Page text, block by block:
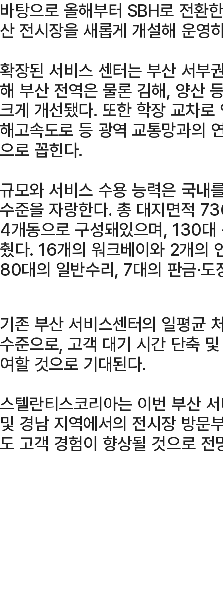
바탕으로 올해부터 SBH로 전환
산 전시장을 새롭게 개설해 운영
확장된 서비스 센터는 부산 서부
해 부산 전역은 물론 김해, 양산
크게 개선됐다. 또한 학장 교차
해고속도로 등 광역 교통망과의
으로 꼽힌다.
규모와 서비스 수용 능력은 국내
수준을 자랑한다. 총 대지면적
4개동으로 구성돼있으며, 130대
췄다. 16개의 워크베이와 2개의
80대의 일반수리, 7대의 판금·
기존 부산 서비스센터의 일평균
수준으로, 고객 대기 시간 단축
여할 것으로 기대된다.
스텔란티스코리아는 이번 부산
및 경남 지역에서의 전시장 방
도 고객 경험이 향상될 것으로 전